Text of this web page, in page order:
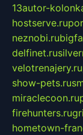
13autor-
hostserve.ru
neznobi.ru
delfinet.ru
velotrenajery.ru
show-pets.ru
miraclecoon.ru
firehunters.ru
hometown-